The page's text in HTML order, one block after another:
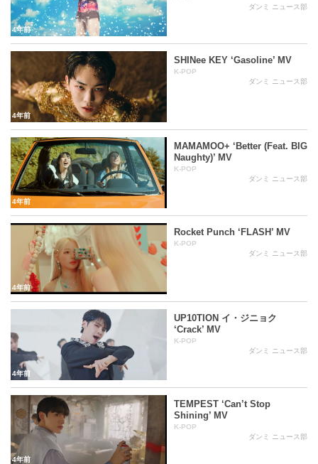
4年前
ダンミ ニュース部
4年前
SHINee KEY ‘Gasoline’ MV
K-POP
ダンミ ニュース部
4年前
MAMAMOO+ ‘Better (Feat. BIG
Naughty)’ MV
K-POP
ダンミ ニュース部
4年前
Rocket Punch ‘FLASH’ MV
K-POP
ダンミ ニュース部
4年前
UP10TION イ・ジニョク
‘Crack’ MV
K-POP
ダンミ ニュース部
4年前
TEMPEST ‘Can’t Stop
Shining’ MV
K-POP
ダンミ ニュース部